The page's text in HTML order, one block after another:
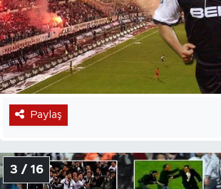
Paylaş
3 / 16